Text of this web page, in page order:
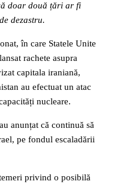
doar două țări ar fi
dezastru.
în care Statele Unite
rachete asupra
capitala iraniană,
au efectuat un atac
nucleare.
anunțat că continuă să
pe fondul escaladării
privind o posibilă